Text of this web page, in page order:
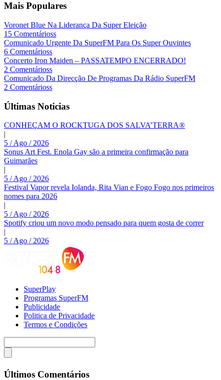
Mais Populares
Voronet Blue Na Liderança Da Super Eleição
15 Comentárioss
Comunicado Urgente Da SuperFM Para Os Super Ouvintes
6 Comentárioss
Concerto Iron Maiden – PASSATEMPO ENCERRADO!
2 Comentárioss
Comunicado Da Direcção De Programas Da Rádio SuperFM
2 Comentárioss
Últimas Noticias
CONHEÇAM O ROCKTUGA DOS SALVA’TERRA®
|
5 / Ago / 2026
Sonus Art Fest. Enola Gay são a primeira confirmação para
Guimarães
|
5 / Ago / 2026
Festival Vapor revela Iolanda, Rita Vian e Fogo Fogo nos primeiros
nomes para 2026
|
5 / Ago / 2026
Spotify criou um novo modo pensado para quem gosta de correr
|
5 / Ago / 2026
SuperPlay
Programas SuperFM
Publicidade
Politica de Privacidade
Termos e Condições
Últimos Comentários